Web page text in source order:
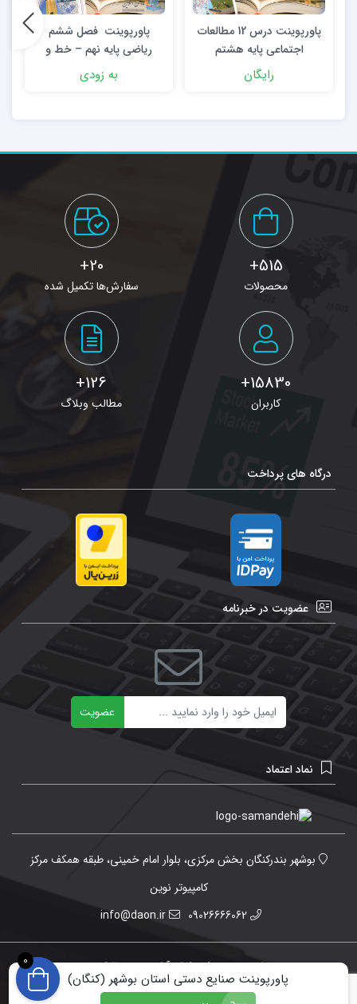
پاورپوینت درس 12 مطالعات
اجتماعی پایه هشتم
رایگان
پاورپوینت فصل ششم
ریاضی پایه نهم – خط و
معادله های خطی
به زودی
515+
محصولات
20+
سفارش‌ها تکمیل شده
15830+
کاربران
126+
مطالب وبلاگ
درگاه های پرداخت
عضویت در خبرنامه
عضویت
نماد اعتماد
بوشهر بندرکنگان بخش مرکزی، بلوار امام خمینی، طبقه همکف مرکز
کامپیوتر نوین
09026666062
info@daon.ir
تمامی حقوق برای دانش آنلاین محفوظ است. 0
پاورپوینت صنایع دستی استان بوشهر (کنگان)